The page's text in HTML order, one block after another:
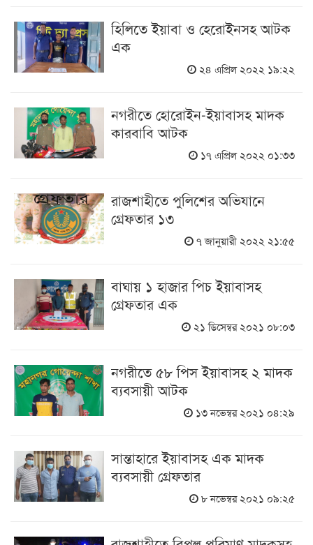
হিলিতে ইয়াবা ও হেরোইনসহ আটক
এক
২৪ এপ্রিল ২০২২ ১৯:২২
নগরীতে হোরোইন-ইয়াবাসহ মাদক
কারবাবি আটক
১৭ এপ্রিল ২০২২ ০১:৩৩
রাজশাহীতে পুলিশের অভিযানে
গ্রেফতার ১৩
৭ জানুয়ারী ২০২২ ২১:৫৫
বাঘায় ১ হাজার পিচ ইয়াবাসহ
গ্রেফতার এক
২১ ডিসেম্বর ২০২১ ০৮:০৩
নগরীতে ৫৮ পিস ইয়াবাসহ ২ মাদক
ব্যবসায়ী আটক
১৩ নভেম্বর ২০২১ ০৪:২৯
সান্তাহারে ইয়াবাসহ এক মাদক
ব্যবসায়ী গ্রেফতার
৮ নভেম্বর ২০২১ ০৯:২৫